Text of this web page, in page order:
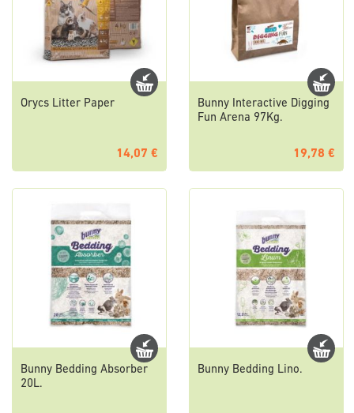
Orycs Litter Paper
14,07 €
Bunny Interactive Digging
Fun Arena 97Kg.
19,78 €
Bunny Bedding Absorber
20L.
Bunny Bedding Lino.